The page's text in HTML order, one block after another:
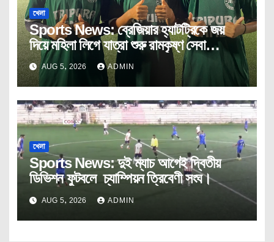
খেলা
Sports News: ব্রেজিয়ার হ্যাটট্রিকে জয়
দিয়ে মহিলা লিগে যাত্রা শুরু রামকৃষ্ণ সেবা
আশ্রমের।
AUG 5, 2026 ADMIN
খেলা
Sports News: দুই ম্যাচ আগেই দ্বিতীয়
ডিভিশন ফুটবলে চ্যাম্পিয়ন ত্রিবেণী সংঘ।
AUG 5, 2026 ADMIN